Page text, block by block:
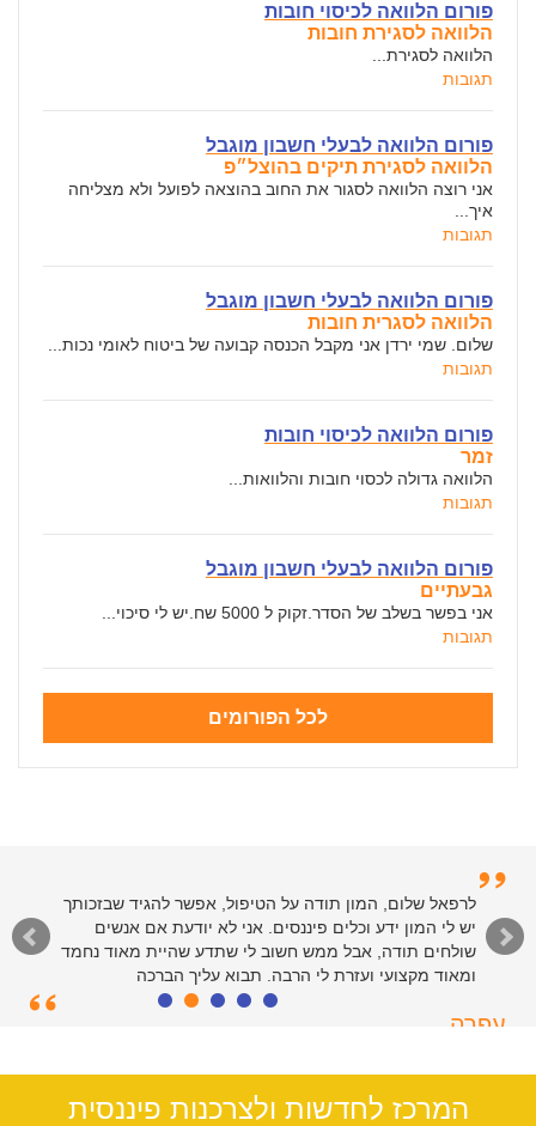
פורום הלוואה לכיסוי חובות
הלוואה לסגירת חובות
הלוואה לסגירת...
תגובות
פורום הלוואה לבעלי חשבון מוגבל
הלוואה לסגירת תיקים בהוצל״פ
אני רוצה הלוואה לסגור את החוב בהוצאה לפועל ולא מצליחה
איך...
תגובות
פורום הלוואה לבעלי חשבון מוגבל
הלוואה לסגרית חובות
שלום. שמי ירדן אני מקבל הכנסה קבועה של ביטוח לאומי נכות...
תגובות
פורום הלוואה לכיסוי חובות
זמר
הלוואה גדולה לכסוי חובות והלוואות...
תגובות
פורום הלוואה לבעלי חשבון מוגבל
גבעתיים
אני בפשר בשלב של הסדר.זקוק ל 5000 שח.יש לי סיכוי...
תגובות
לכל הפורומים
לרפאל שלום, המון תודה על הטיפול, אפשר להגיד שבזכותך
יש לי המון ידע וכלים פיננסים. אני לא יודעת אם אנשים
שולחים תודה, אבל ממש חשוב לי שתדע שהיית מאוד נחמד
ומאוד מקצועי ועזרת לי הרבה. תבוא עליך הברכה
עפרה
לרפאל וצוות המנהלים של האתר - תודות רבות על שירות
רציני ומהיר. כולי פליאה על הקלות שבה פתרתם את ענייני
בזכות הטיפים והמידע שבאתר. יישר כח
המרכז לחדשות ולצרכנות פיננסית